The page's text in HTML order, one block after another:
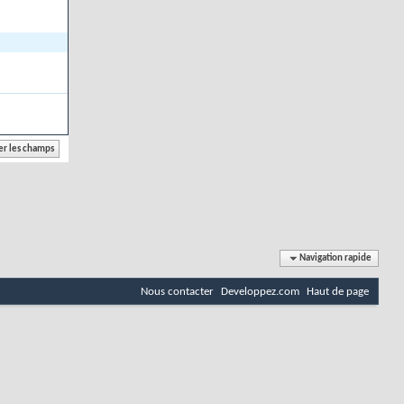
Navigation rapide
Nous contacter Developpez.com Haut de page